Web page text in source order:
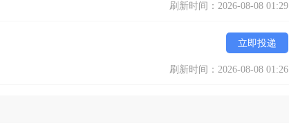
刷新时间：2026-08-08 01:29
立即投递
刷新时间：2026-08-08 01:26